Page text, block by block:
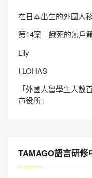
在日本出生的外國人
第14案｜餓死的無戶
Lily
I LOHAS
「外國人留學生人數
市役所」
TAMAGO語言研